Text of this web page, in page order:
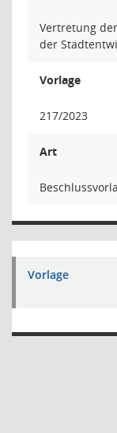
Vertretung
der
Vorlage
217/2023
Art
Vorlage